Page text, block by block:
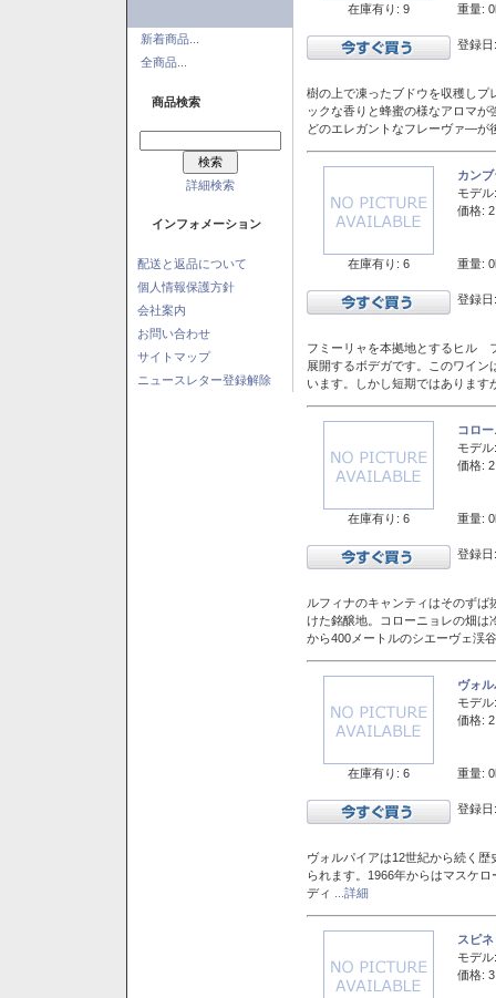
新着商品...
全商品...
商品検索
詳細検索
インフォメーション
配送と返品について
個人情報保護方針
会社案内
お問い合わせ
サイトマップ
ニュースレター登録解除
在庫有り: 9 重量:
登録
樹の上で凍ったブドウを収穫しプ
ックな香りと蜂蜜の様なアロマ
どのエレガントなフレーヴァ―が
在庫有り: 6
カン
モデル:
価格:
重量:
登録
フミーリャを本拠地とするヒル
展開するボデガです。このワイ
います。しかし短期ではありま
在庫有り: 6
コロ
モデル:
価格:
重量:
登録
ルフィナのキャンティはそのず
けた銘醸地。コローニョレの畑は
から400メートルのシエーヴェ渓
在庫有り: 6
ヴォ
モデル:
価格:
重量:
登録
ヴォルパイアは12世紀から続く
られます。1966年からはマスケ
ディ
...詳細
スピ
モデル:
価格: